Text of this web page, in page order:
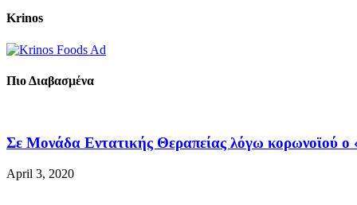
Krinos
Πιο Διαβασμένα
Σε Μονάδα Εντατικής Θεραπείας λόγω κορωνοϊού ο
April 3, 2020